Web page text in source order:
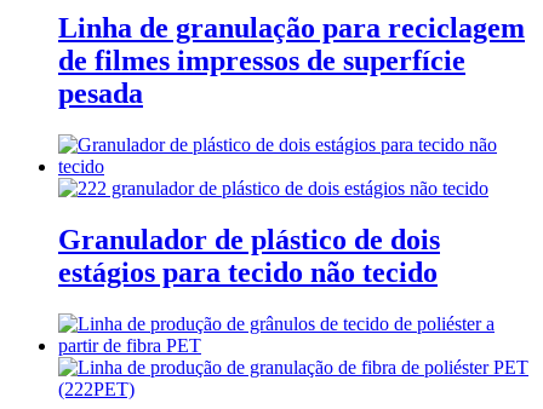
Linha de granulação para reciclagem
de filmes impressos de superfície
pesada
Granulador de plástico de dois
estágios para tecido não tecido